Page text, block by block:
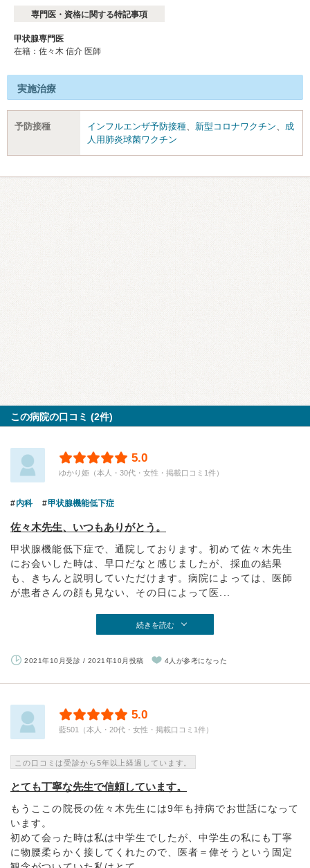
専門医・資格に関する特記事項
甲状腺専門医
在籍：佐々木 信介 医師
実施治療
予防接種 インフルエンザ予防接種 新型コロナワクチン
成
人用肺炎球菌ワクチン
この病院の口コミ (2件)
5.0
ゆかり姫（本人・30代・女性・掲載口コミ1件）
内科 甲状腺機能低下症
佐々木先生、いつもありがとう。
甲状腺機能低下症で、通院しております。初めて佐々木先生
にお会いした時は、早口だなと感じましたが、採血の結果
も、きちんと説明していただけます。病院によっては、医師
が患者さんの顔も見ない、その日によって医...
続きを読む
2021年10月受診 / 2021年10月投稿 4人が参考になった
5.0
藍501（本人・20代・女性・掲載口コミ1件）
この口コミは受診から5年以上経過しています。
とても丁寧な先生で信頼しています。
もうここの院長の佐々木先生には9年も持病でお世話になって
います。
初めて会った時は私は中学生でしたが、中学生の私にも丁寧
に物腰柔らかく接してくれたので、医者＝偉そうという固定